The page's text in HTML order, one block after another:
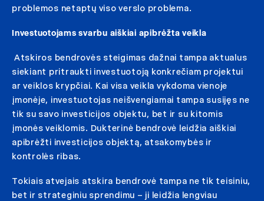
problemos netaptų viso verslo problema.
Investuotojams svarbu aiškiai apibrėžta veikla
Atskiros bendrovės steigimas dažnai tampa aktualus
siekiant pritraukti investuotoją konkrečiam projektui
ar veiklos krypčiai. Kai visa veikla vykdoma vienoje
įmonėje, investuotojas neišvengiamai tampa susijęs ne
tik su savo investicijos objektu, bet ir su kitomis
įmonės veiklomis. Dukterinė bendrovė leidžia aiškiai
apibrėžti investicijos objektą, atsakomybės ir
kontrolės ribas.
Tokiais atvejais atskira bendrovė tampa ne tik teisiniu,
bet ir strateginiu sprendimu – ji leidžia lengviau